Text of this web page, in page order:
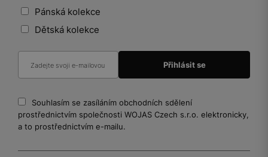
Pánská kolekce
Dětská kolekce
Souhlasím se zasíláním obchodních sdělení
prostřednictvím společnosti WOJAS Czech s.r.o. elektronicky,
a to prostřednictvím e-mailu.